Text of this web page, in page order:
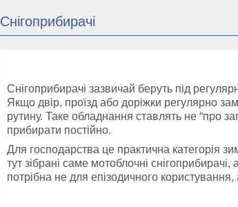
Снігоприбирачі
Снігоприбирачі зазвичай беруть під
Якщо двір, проїзд або доріжки регулярно
рутину. Таке обладнання ставлять не “про
прибирати постійно.
Для господарства це практична категорія
тут зібрані саме мотоблочні
потрібна не для епізодичного